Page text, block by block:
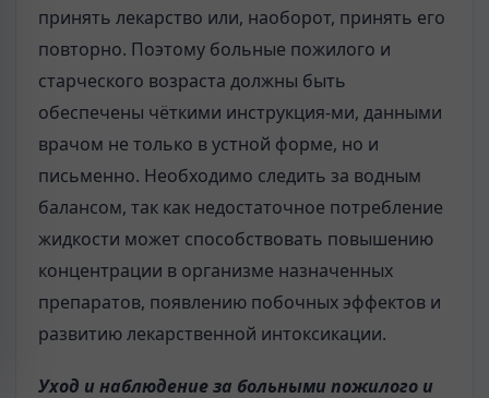
принять лекарство или, наоборот, принять его
повторно. Поэтому больные пожилого и
старческого возраста должны быть
обеспечены чёткими инструкция-ми, данными
врачом не только в устной форме, но и
письменно. Необходимо следить за водным
балансом, так как недостаточное потребление
жидкости может способствовать повышению
концентрации в организме назначенных
препаратов, появлению побочных эффектов и
развитию лекарственной интоксикации.
Уход и наблюдение за больными пожилого и